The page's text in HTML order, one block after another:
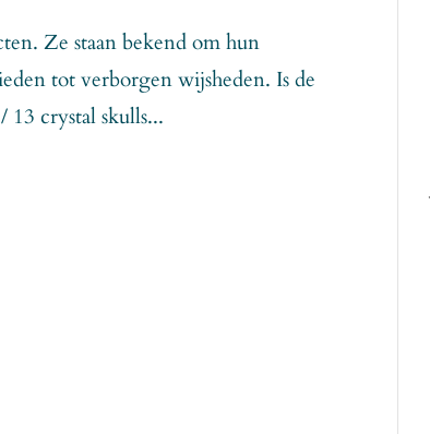
Ze staan bekend om hun
tot verborgen wijsheden. Is de
13 crystal skulls...